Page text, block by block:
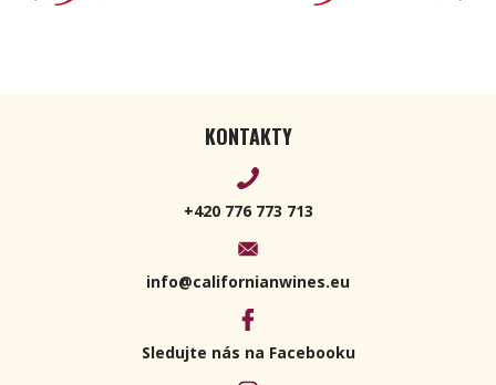
KONTAKTY
+420 776 773 713
info@californianwines.eu
Sledujte nás na Facebooku